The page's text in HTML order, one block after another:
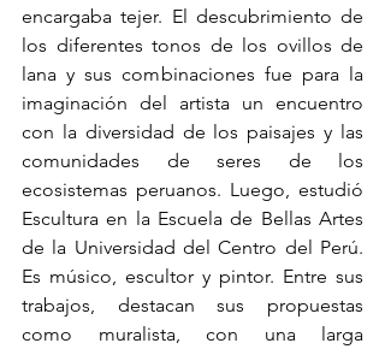
encargaba tejer. El descubrimiento de
los diferentes tonos de los ovillos de
lana y sus combinaciones fue para la
imaginación del artista un encuentro
con la diversidad de los paisajes y las
comunidades de seres de los
ecosistemas peruanos. Luego, estudió
Escultura en la Escuela de Bellas Artes
de la Universidad del Centro del Perú.
Es músico, escultor y pintor. Entre sus
trabajos, destacan sus propuestas
como muralista, con una larga